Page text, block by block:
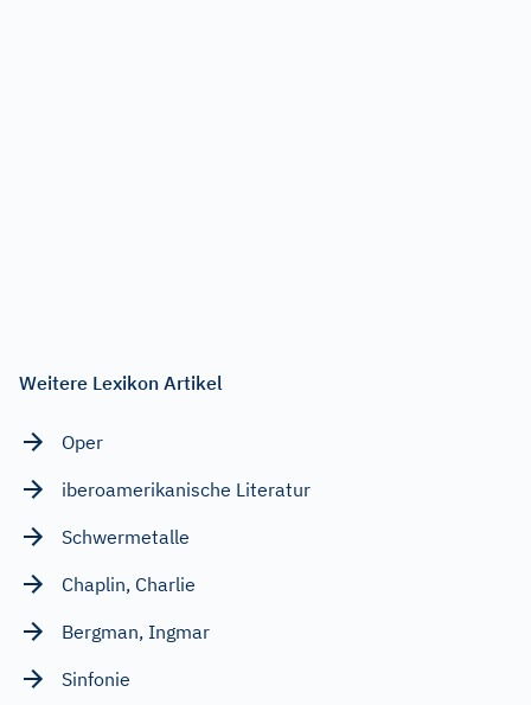
Weitere Lexikon Artikel
Oper
iberoamerikanische Literatur
Schwermetalle
Chaplin, Charlie
Bergman, Ingmar
Sinfonie